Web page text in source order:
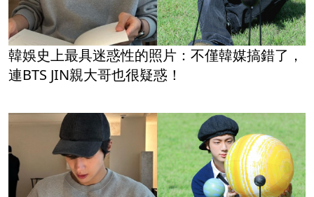
韓娛史上最具迷惑性的照片：不僅韓媒搞錯了，
連BTS JIN親大哥也很疑惑！